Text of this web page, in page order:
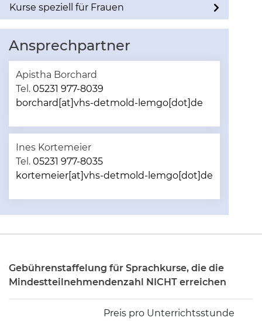
Kurse speziell für Frauen
Ansprechpartner
Apistha Borchard
Tel. 05231 977-8039
borchard[at]vhs-detmold-lemgo[dot]de
Ines Kortemeier
Tel. 05231 977-8035
kortemeier[at]vhs-detmold-lemgo[dot]de
Gebührenstaffelung für Sprachkurse, die die
Mindestteilnehmendenzahl NICHT erreichen
Preis pro Unterrichtsstunde